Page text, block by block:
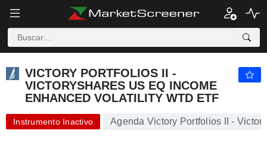
VICTORY PORTFOLIOS II -
VICTORYSHARES US EQ INCOME
ENHANCED VOLATILITY WTD ETF
Instrumento Inactivo Agenda Victory Portfolios II -